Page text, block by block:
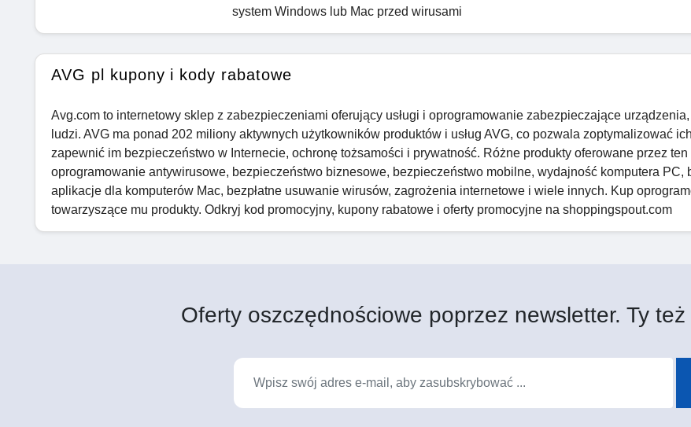
system Windows lub Mac przed wirusami
AVG pl kupony i kody rabatowe
Avg.com to internetowy sklep z zabezpieczeniami oferujący usługi i oprogramowanie zabezpieczające
ludzi. AVG ma ponad 202 miliony aktywnych użytkowników produktów i usług AVG, co pozwala zoptymalizować
zapewnić im bezpieczeństwo w Internecie, ochronę tożsamości i prywatność. Różne produkty oferowane przez ten
oprogramowanie antywirusowe, bezpieczeństwo biznesowe, bezpieczeństwo mobilne, wydajność komputera PC,
aplikacje dla komputerów Mac, bezpłatne usuwanie wirusów, zagrożenia internetowe i wiele innych. Kup
towarzyszące mu produkty. Odkryj kod promocyjny, kupony rabatowe i oferty promocyjne na shoppingspout.com
Oferty oszczędnościowe poprzez newsletter. Ty